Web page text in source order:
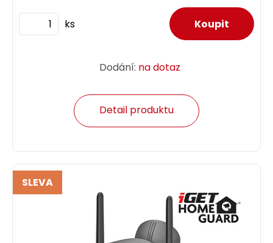
ks
Dodání: na dotaz
Detail produktu
SLEVA